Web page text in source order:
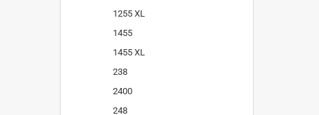
1255 XL
1455
1455 XL
238
2400
248